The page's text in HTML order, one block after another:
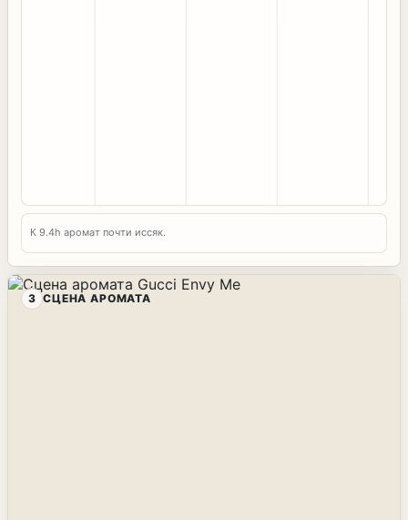
К 9.6h аромат почти иссяк.
3 СЦЕНА АРОМАТА